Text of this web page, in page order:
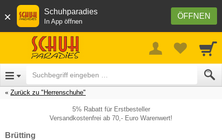
× ÖFFNEN
Schuhparadies
In App öffnen
Zurück zu "Herrenschuhe"
5% Rabatt für Erstbesteller
Versandkostenfrei ab 70,- Euro Warenwert!
Brütting